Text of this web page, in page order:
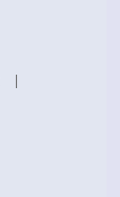
|